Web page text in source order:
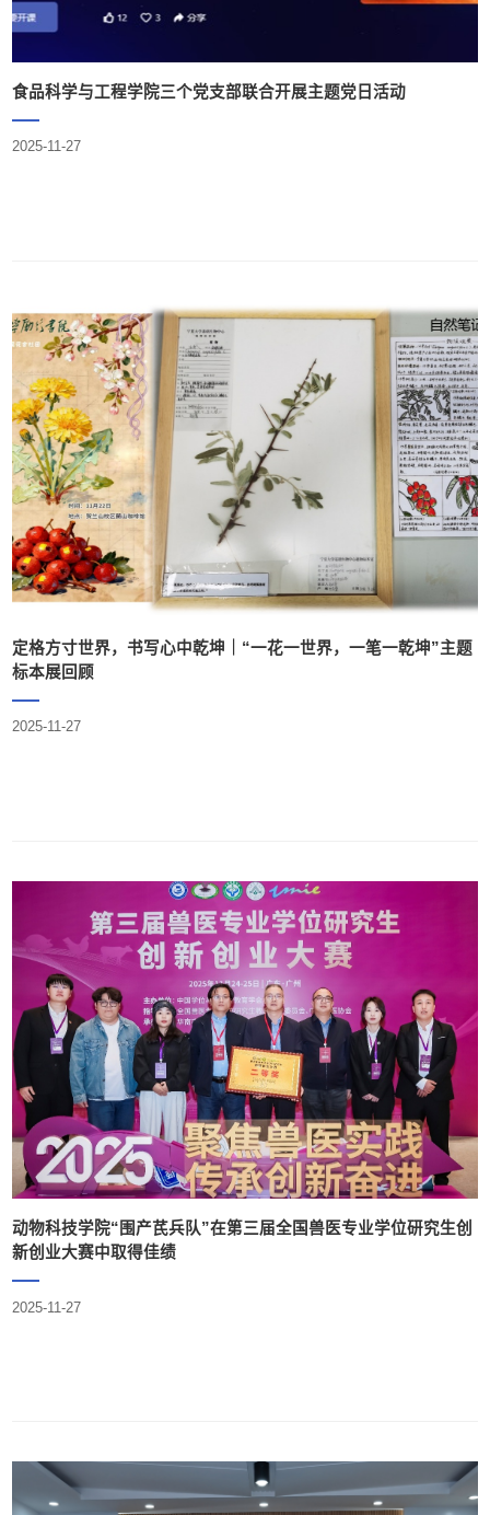
食品科学与工程学院三个党支部联合开展主题党日活动
2025-11-27
定格方寸世界，书写心中乾坤｜“一花一世界，一笔一乾坤”主题
标本展回顾
2025-11-27
动物科技学院“围产芪兵队”在第三届全国兽医专业学位研究生创
新创业大赛中取得佳绩
2025-11-27